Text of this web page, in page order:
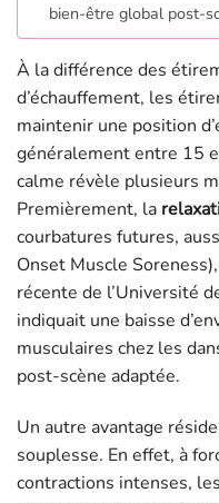
bien-être global post-
À la différence des
d’échauffement, les
maintenir une position
généralement entre 15
calme révèle plusieurs
Premièrement, la
courbatures futures,
Onset Muscle
récente de l’Université
indiquait une baisse
musculaires chez les
post-scène adaptée.
Un autre avantage
souplesse. En effet, à
contractions intenses,